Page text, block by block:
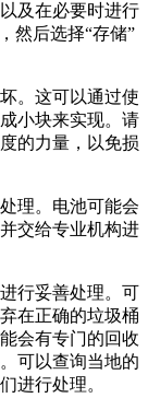
及在必要时进行
然后选择“存储”
。这可以通过使
小块来实现。请
的力量，以免损
理。电池可能会
交给专业机构进
行妥善处理。可
在正确的垃圾桶
会有专门的回收
可以查询当地的
进行处理。